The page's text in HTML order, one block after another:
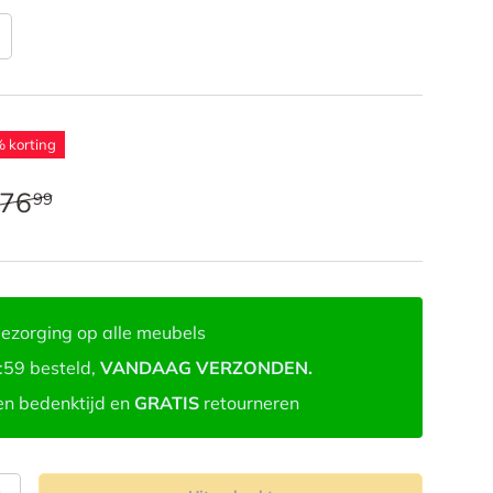
korting
99
op alle meubels
besteld, VANDAAG VERZONDEN.
bedenktijd enGRATIS retourneren